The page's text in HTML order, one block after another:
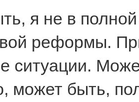
я не в
реформы.
ситуации.
может быть,